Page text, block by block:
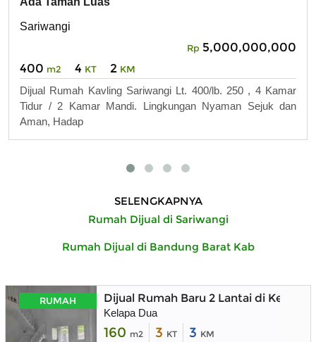
Sariwangi
Rp 5,000,000,000
400 m2 4 KT 2 KM
Dijual Rumah Kavling Sariwangi Lt. 400/lb. 250 , 4 Kamar
Tidur / 2 Kamar Mandi. Lingkungan Nyaman Sejuk dan
Aman, Hadap
SELENGKAPNYA
Rumah Dijual di Sariwangi
Rumah Dijual di Bandung Barat Kab
RUMAH Dijual Rumah Baru 2 Lantai di Kelapa
Kelapa Dua
160 m2 3 KT 3 KM